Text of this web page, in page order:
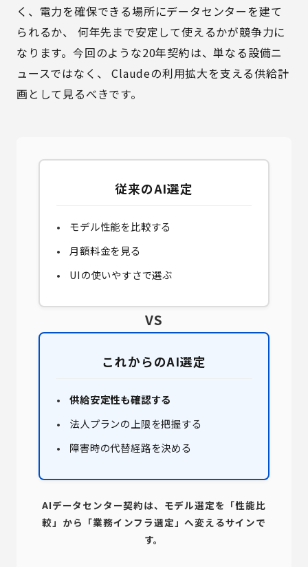
く、電力を確保できる場所にデータセンターを建て
られるか、 何年先まで安定して使えるかが競争力に
なります。今回のような20年契約は、単なる設備ニ
ュースではなく、 Claudeの利用拡大を支える供給計
画として見るべきです。
従来のAI選定
モデル性能を比較する
月額料金を見る
UIの使いやすさで選ぶ
VS
これからのAI選定
供給安定性も確認する
法人プランの上限を把握する
障害時の代替経路を決める
AIデータセンター契約は、モデル選定を「性能比
較」から「業務インフラ選定」へ変えるサインで
す。